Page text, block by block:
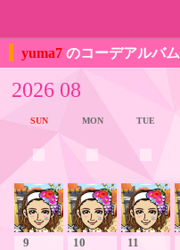
yuma7 のコーデアルバム
2026 08
SUN MON TUE
2 3 4
9 10 11